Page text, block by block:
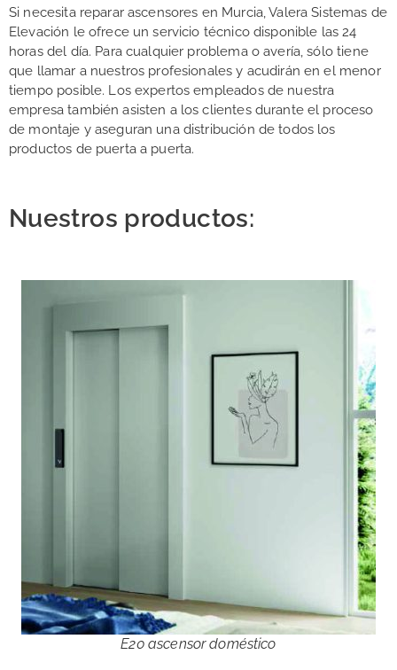
Si necesita reparar ascensores en Murcia, Valera Sistemas de
Elevación le ofrece un servicio técnico disponible las 24
horas del día. Para cualquier problema o avería, sólo tiene
que llamar a nuestros profesionales y acudirán en el menor
tiempo posible. Los expertos empleados de nuestra
empresa también asisten a los clientes durante el proceso
de montaje y aseguran una distribución de todos los
productos de puerta a puerta.
Nuestros productos:
E20 ascensor doméstico